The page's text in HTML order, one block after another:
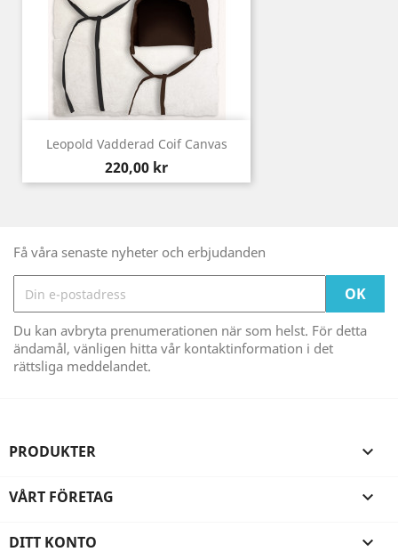
Leopold Vadderad Coif Canvas
Pris
220,00 kr
Få våra senaste nyheter och erbjudanden
Du kan avbryta prenumerationen när som helst. För detta
ändamål, vänligen hitta vår kontaktinformation i det
rättsliga meddelandet.
PRODUKTER 
VÅRT FÖRETAG 
DITT KONTO 